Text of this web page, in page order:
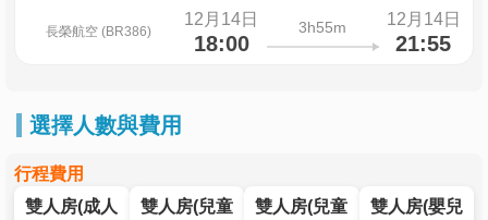
長榮航空 (BR386)
12月14日
18:00
3h55m 12月14日
21:55
選擇人數與費用
行程費用
雙人房(成人
雙人房(兒童
雙人房(兒童
雙人房(嬰兒